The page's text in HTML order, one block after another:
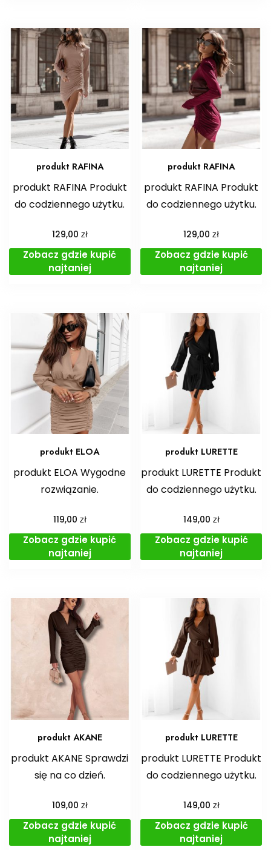
produkt RAFINA
produkt RAFINA Produkt
do codziennego użytku.
129,00 zł
Zobacz gdzie kupić
najtaniej
produkt RAFINA
produkt RAFINA Produkt
do codziennego użytku.
129,00zł
Zobacz gdzie kupić
najtaniej
produkt ELOA
produkt ELOA Wygodne
rozwiązanie.
119,00 zł
Zobacz gdzie kupić
najtaniej
produkt LURETTE
produkt LURETTE Produkt
do codziennego użytku.
149,00 zł
Zobacz gdzie kupić
najtaniej
produkt AKANE
produkt AKANE Sprawdzi
się na co dzień.
109,00 zł
Zobacz gdzie kupić
najtaniej
produkt LURETTE
produkt LURETTE Produkt
do codziennego użytku.
149,00 zł
Zobacz gdzie kupić
najtaniej